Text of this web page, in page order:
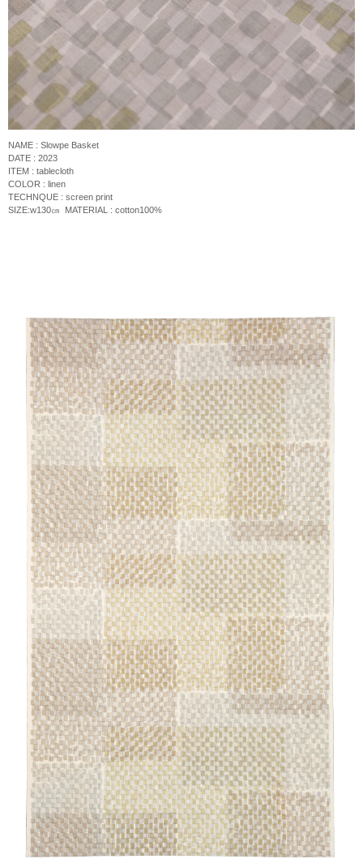
NAME : Slowpe Basket
DATE : 2023
ITEM : tablecloth
COLOR : linen
TECHNQUE : screen print
SIZE:w130㎝ MATERIAL : cotton100%